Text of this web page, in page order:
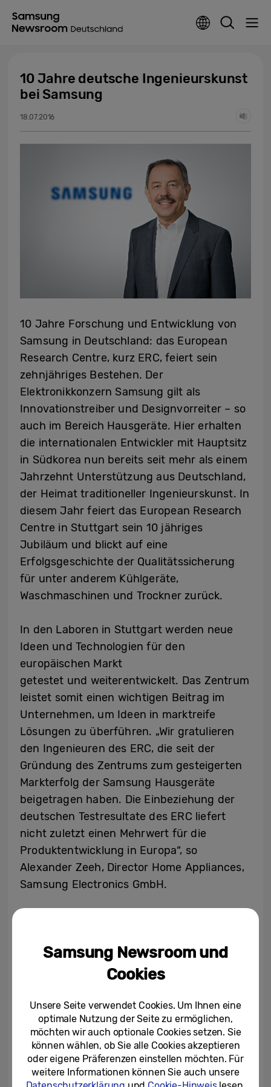
10 Jahre deutsche Ingenieurskunst
bei Samsung
18.07.2016
10 Jahre Forschung und Entwicklung von
Samsung in Deutschland: das European
Research Centre, kurz ERC, feiert sein
zehnjähriges Bestehen. Der
Elektronikkonzern Samsung gilt als
Innovationstreiber und Designvorreiter – so
auch im Bereich Hausgeräte. Hier erhalten
die internationalen Entwickler mit Hauptsitz
in Südkorea nun bereits seit mehr als einem
Jahrzehnt Unterstützung aus Deutschland,
der Heimat traditioneller Ingenieurskunst. In
diesem Jahr feiert das European Research
Centre in Stuttgart sein 10 jähriges
Jubiläum und blickt auf eine
Erfolgsgeschichte der Qualitätssicherung
für unter anderem Kühlgeräte,
Waschmaschinen und Trockner zurück.
In den Laboren in Stuttgart werden neue
Ideen und Technologien für den
europäischen Markt
getestet und weiterentwickelt. Das Zentrum
leistet somit einen wichtigen Beitrag im
Unternehmen, um Ideen in marktreife
Lösungen zu überführen. „Wir gratulieren
den Ingenieuren des ERC, die seit der
Gründung des Zentrums zum gesteigerten
Markterfolg der Samsung Hausgeräte
beigetragen haben. Die Einbeziehung der
deutschen Testresultate des ERC liefert
nicht zuletzt einen Mehrwert für die
Produktentwicklung in Europa“, so
Alexander Zeeh, Director Home Appliances,
Samsung Electronics GmbH.
2006, ist Michael Laue. „Wir sehen unseren
Auftrag darin, einen Beitrag zur
leisten. Europäische Konsumenten sind sehr
anspruchsvoll und viele Impulse zu
Energieeffizienz oder Nutzerfreundlichkeit
kommen aus unserem Haus.“, erklärt Laue.
Bedeutende Technologien wie SilberAktiv,
Samsung Newsroom und
Cookies
Unsere Seite verwendet Cookies. Um Ihnen eine
optimale Nutzung der Seite zu ermöglichen,
möchten wir auch optionale Cookies setzen. Sie
können wählen, ob Sie alle Cookies akzeptieren
oder eigene Präferenzen einstellen möchten. Für
weitere Informationen können Sie auch unsere